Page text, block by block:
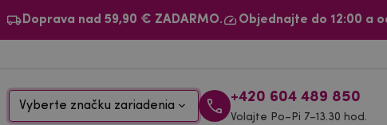
Doprava nad 59,90 € ZADARMO. Objednajte do 12:00 a
Vyberte značku zariadenia
+420 604 489 850
Volajte Po–Pi 7–13.30 hod.